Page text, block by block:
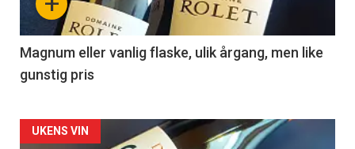
3
Magnum eller vanlig flaske, ulik årgang, men like
gunstig pris
Forsiden
UKENS VIN